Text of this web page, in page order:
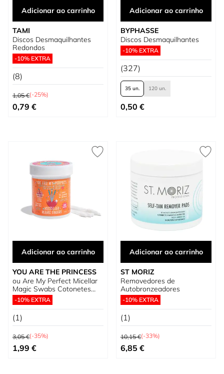
Adicionar ao carrinho
TAMI
Discos Desmaquilhantes
Redondos
-10% EXTRA
(8)
Preço Normal
1,05 €(-25%)
Preço Especial
0,79 €
Adicionar ao carrinho
BYPHASSE
Discos Desmaquilhantes
-10% EXTRA
(327)
35 un. 120 un.
Tão baixo quanto
0,50 €
Adicionar ao carrinho
YOU ARE THE PRINCESS
ou Are My Perfect Micellar
Magic Swabs Cotonetes
Desmaquilhantes
-10% EXTRA
(1)
Preço Normal
3,05 €(-35%)
Preço Especial
1,99 €
Adicionar ao carrinho
ST MORIZ
Removedores de
Autobronzeadores
-10% EXTRA
(1)
Preço Normal
10,15 €(-33%)
Preço Especial
6,85 €